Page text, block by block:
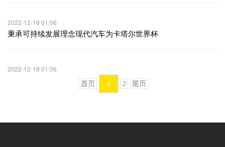
2022-12-19 01:06
秉承可持续发展理念现代汽车为卡塔尔世界杯
2022-12-19 01:06
首页 1 2 尾页